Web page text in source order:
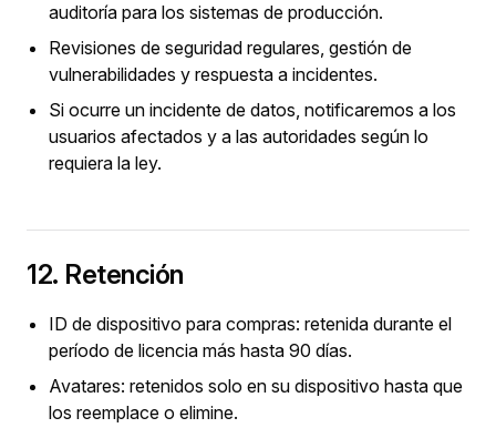
auditoría para los sistemas de producción.
Revisiones de seguridad regulares, gestión de
vulnerabilidades y respuesta a incidentes.
Si ocurre un incidente de datos, notificaremos a los
usuarios afectados y a las autoridades según lo
requiera la ley.
12. Retención
ID de dispositivo para compras: retenida durante el
período de licencia más hasta 90 días.
Avatares: retenidos solo en su dispositivo hasta que
los reemplace o elimine.